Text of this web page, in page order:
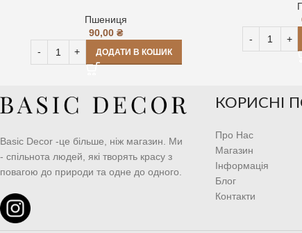
Пшениця
90,00₴
ДОДАТИ В КОШИК
Basic Decor -це більше, ніж магазин. Ми
- спільнота людей, які творять красу з
повагою до природи та одне до одного.
КОРИСНІ
Про Нас
Магазин
Інформація
Блог
Контакти